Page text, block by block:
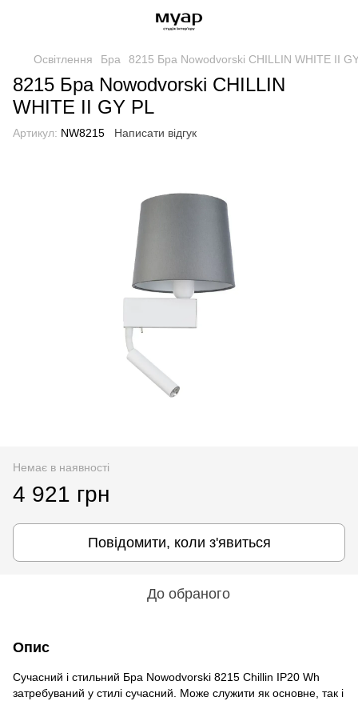
Освітлення Бра 8215 Бра Nowodvorski CHILLIN WHITE II
8215 Бра Nowodvorski CHILLIN
WHITE II GY PL
Артикул: NW8215 Написати відгук
Немає в наявності
4 921 грн
Повідомити, коли з'явиться
До обраного
Опис
Сучасний і стильний Бра Nowodvorski 8215 Chillin IP20 Wh
затребуваний у стилі сучасний. Може служити як основне, так і